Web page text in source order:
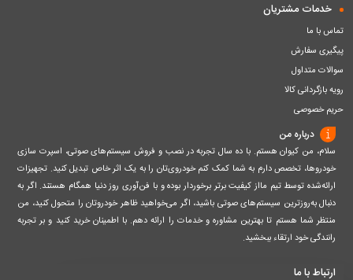
خدمات مشتریان
تماس با ما
پیگیری سفارش
سوالات متداول
رویه بازگردانی کالا
حریم خصوصی
درباره من
سلام، من کیوان هستم. با ده سال تجربه در نصب و فروش سیستم‌های صوتی، اسپرت سازی
خودروها، تخصص دارم به شما کمک کنم خودروی‌تان را به یک اثر خاص تبدیل کنید. تجهیزات
ارائه‌شده توسط تیم مااز کیفیت برتر برخوردار بوده و با فن‌آوری روز دنیا همگام هستند. اگر به
دنبال به‌روزترین سیستم‌های صوتی باشید، اگر می‌خواهید ظاهر خودروتان را متحول کنید، من
منتظر شما هستم تا بهترین مشاوره و خدمات را ارائه دهم. با اطمینان خرید کنید و بر تجربه
رانندگی خود ارتقاء ببخشید.
ارتباط با ما